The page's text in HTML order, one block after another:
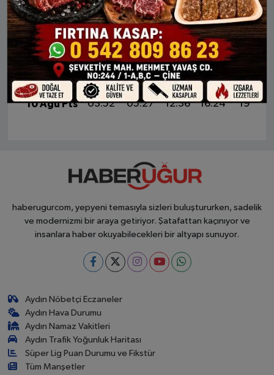
İMSAK GÜNEŞ ÖĞLE İKINDI AKŞAM
7 Ağu Cum
03:48 05:24 12:36 16:26
19:38
8 Ağu Cts
03:49 05:25 12:36 16:25
9 Ağu Paz
03:51 05:26 12:36 16:25
19:36
10 Ağu Pts
03:52 05:27 12:36 16:24 19:34
haberugurcom, yepyeni temasıyla sizleri buluştururken, sadelik
ve modernizmi bir araya getiriyor. Şatafattan kaçınıyor ve
insanlara haber okuyabilecekleri bir altyapı sunuyor.
Aydın Nöbetçi Eczaneler
Aydın Hava Durumu
Aydın Namaz Vakitleri
Aydın Trafik Yoğunluk Haritası
Süper Lig Puan Durumu ve Fikstür
Tüm Manşetler